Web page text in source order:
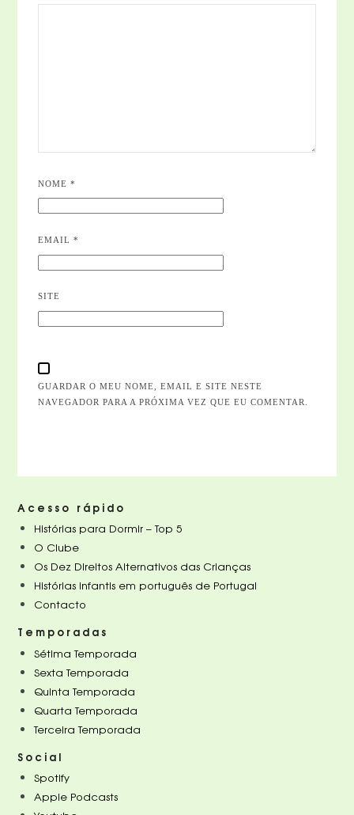
NOME*
EMAIL*
SITE
GUARDAR O MEU NOME, EMAIL E SITE NESTE
NAVEGADOR PARA A PRÓXIMA VEZ QUE EU COMENTAR.
Acesso rápido
Histórias para Dormir – Top 5
O Clube
Os Dez Direitos Alternativos das Crianças
Histórias infantis em português de Portugal
Contacto
Temporadas
Sétima Temporada
Sexta Temporada
Quinta Temporada
Quarta Temporada
Terceira Temporada
Social
Spotify
Apple Podcasts